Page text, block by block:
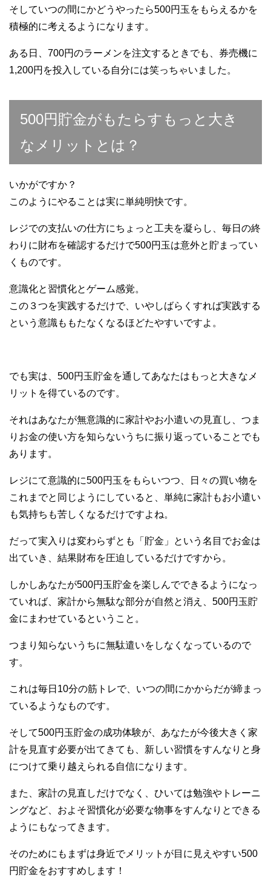
そしていつの間にかどうやったら500円玉をもらえるかを
積極的に考えるようになります。
ある日、700円のラーメンを注文するときでも、券売機に
1,200円を投入している自分には笑っちゃいました。
500円貯金がもたらすもっと大き
なメリットとは？
いかがですか？
このようにやることは実に単純明快です。
レジでの支払いの仕方にちょっと工夫を凝らし、毎日の終
わりに財布を確認するだけで500円玉は意外と貯まってい
くものです。
意識化と習慣化とゲーム感覚。
この３つを実践するだけで、いやしばらくすれば実践する
という意識ももたなくなるほどたやすいですよ。
でも実は、500円玉貯金を通してあなたはもっと大きなメ
リットを得ているのです。
それはあなたが無意識的に家計やお小遣いの見直し、つま
りお金の使い方を知らないうちに振り返っていることでも
あります。
レジにて意識的に500円玉をもらいつつ、日々の買い物を
これまでと同じようにしていると、単純に家計もお小遣い
も気持ちも苦しくなるだけですよね。
だって実入りは変わらずとも「貯金」という名目でお金は
出ていき、結果財布を圧迫しているだけですから。
しかしあなたが500円玉貯金を楽しんでできるようになっ
ていれば、家計から無駄な部分が自然と消え、500円玉貯
金にまわせているということ。
つまり知らないうちに無駄遣いをしなくなっているので
す。
これは毎日10分の筋トレで、いつの間にかからだが締まっ
ているようなものです。
そして500円玉貯金の成功体験が、あなたが今後大きく家
計を見直す必要が出てきても、新しい習慣をすんなりと身
につけて乗り越えられる自信になります。
また、家計の見直しだけでなく、ひいては勉強やトレーニ
ングなど、およそ習慣化が必要な物事をすんなりとできる
ようにもなってきます。
そのためにもまずは身近でメリットが目に見えやすい500
円貯金をおすすめします！